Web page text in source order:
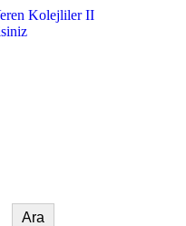
Kolejliler II
Ara